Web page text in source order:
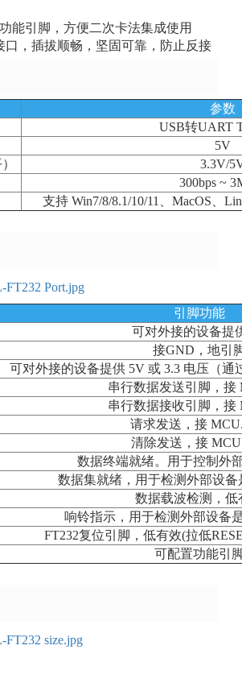
能引脚，方便二次卡法集成使用
口，插拔顺畅，坚固可靠，防止反接
参数
USB转UART
5V
3.3V/
300bps ~
支持 Win7/8/8.1/10/11、MacOS、
引脚功能
可对外接的设备提
接GND，地引
可对外接的设备提供 5V 或 3.3 电压（通
串行数据发送引脚，接
串行数据接收引脚，接
请求发送，接
清除发送，接
数据终端就绪。用于控制外
数据集就绪，用于检测外部设
数据载波检测，低
响铃指示，用于检测外部设备
FT232复位引脚，低有效(拉低
可配置功能引